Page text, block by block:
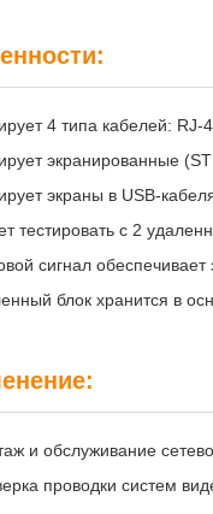
4 типа кабелей: RJ-
экранированные
экраны в USB-
тестировать с 2
сигнал
блок хранится в
и обслуживание
проводки систем